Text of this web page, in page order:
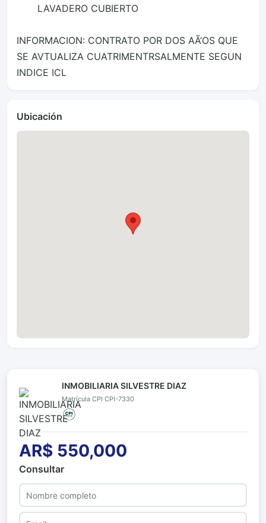
INFORMACION: CONTRATO POR DOS AÃ‘OS QUE
SE AVTUALIZA CUATRIMENTRSALMENTE SEGUN
INDICE ICL
Ubicación
INMOBILIARIA SILVESTRE DIAZ
Matrícula CPI CPI-7330
AR$ 550,000
Consultar